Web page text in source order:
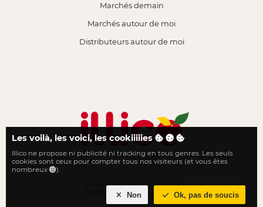
Marchés demain
Marchés autour de moi
Distributeurs autour de moi
Le local n'a jamais été aussi proche
18 rue du Général De Gaulle
76270 Neufchâtel-en-Bray
Les voilà, les voici, les cookiiiiies
Illico ne propose ni publicité ni tracking en tous genres. Les seuls
cookies sont ceux pour compter tous nos visiteurs (et vous êtes
nombreux
).
Non Ok, pas de soucis